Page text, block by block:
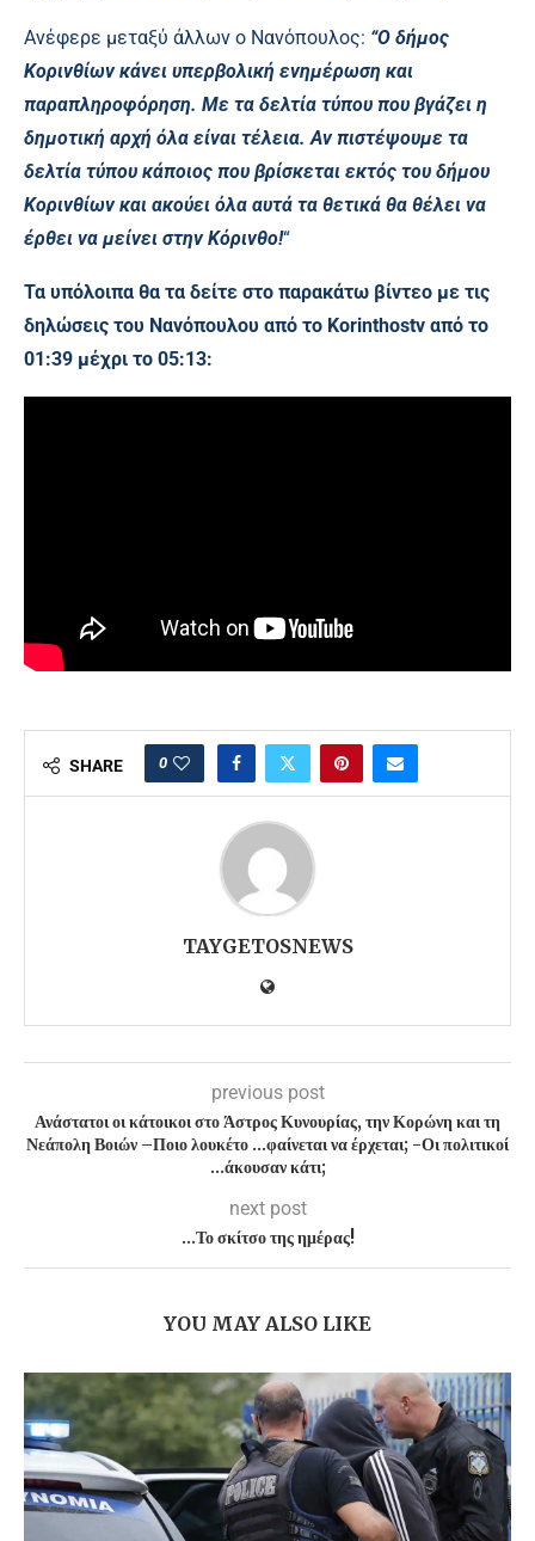
Ανέφερε μεταξύ άλλων ο Νανόπουλος: “Ο δήμος
Κορινθίων κάνει υπερβολική ενημέρωση και
παραπληροφόρηση. Με τα δελτία τύπου που βγάζει η
δημοτική αρχή όλα είναι τέλεια. Αν πιστέψουμε τα
δελτία τύπου κάποιος που βρίσκεται εκτός του δήμου
Κορινθίων και ακούει όλα αυτά τα θετικά θα θέλει να
έρθει να μείνει στην Κόρινθο!“
Τα υπόλοιπα θα τα δείτε στο παρακάτω βίντεο με τις
δηλώσεις του Νανόπουλου από το Korinthostv από το
01:39 μέχρι το 05:13:
SHARE 0
TAYGETOSNEWS
previous post
Ανάστατοι οι κάτοικοι στο Άστρος Κυνουρίας, την Κορώνη και τη
Νεάπολη Βοιών –Ποιο λουκέτο …φαίνεται να έρχεται; -Οι πολιτικοί
…άκουσαν κάτι;
next post
…Το σκίτσο της ημέρας!
YOU MAY ALSO LIKE